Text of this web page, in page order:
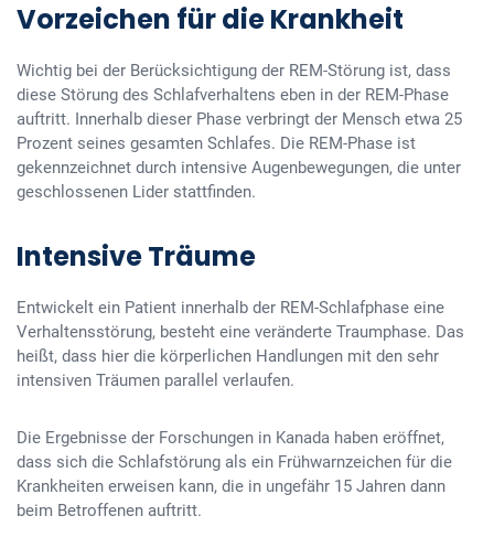
Vorzeichen für die Krankheit
Wichtig bei der Berücksichtigung der REM-Störung ist, dass
diese Störung des Schlafverhaltens eben in der REM-Phase
auftritt. Innerhalb dieser Phase verbringt der Mensch etwa 25
Prozent seines gesamten Schlafes. Die REM-Phase ist
gekennzeichnet durch intensive Augenbewegungen, die unter
geschlossenen Lider stattfinden.
Intensive Träume
Entwickelt ein Patient innerhalb der REM-Schlafphase eine
Verhaltensstörung, besteht eine veränderte Traumphase. Das
heißt, dass hier die körperlichen Handlungen mit den sehr
intensiven Träumen parallel verlaufen.
Die Ergebnisse der Forschungen in Kanada haben eröffnet,
dass sich die Schlafstörung als ein Frühwarnzeichen für die
Krankheiten erweisen kann, die in ungefähr 15 Jahren dann
beim Betroffenen auftritt.